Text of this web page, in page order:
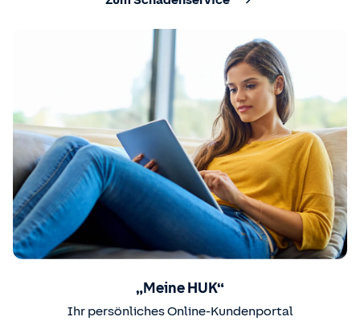
„Meine HUK“
Ihr persönliches Online-Kundenportal